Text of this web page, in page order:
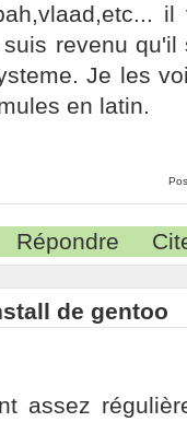
revenu
Je les
en latin.
Répondre
de gentoo
assez